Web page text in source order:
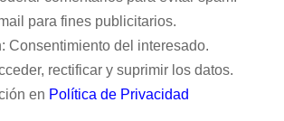
para fines publicitarios.
Consentimiento del interesado.
rectificar y suprimir los datos.
en Política de Privacidad